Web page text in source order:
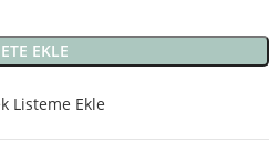
EKLE
Listeme Ekle